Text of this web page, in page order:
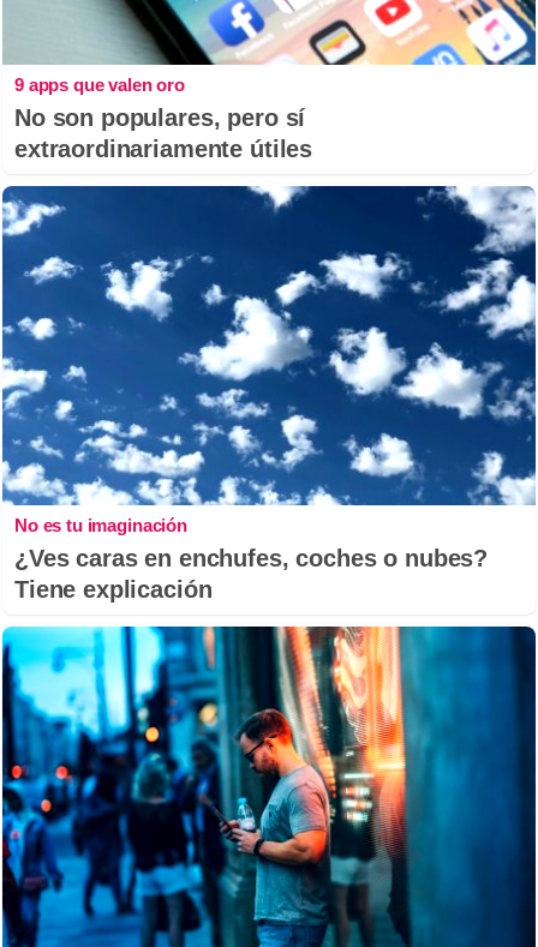
9 apps que valen oro
No son populares, pero sí
extraordinariamente útiles
No es tu imaginación
¿Ves caras en enchufes, coches o nubes?
Tiene explicación